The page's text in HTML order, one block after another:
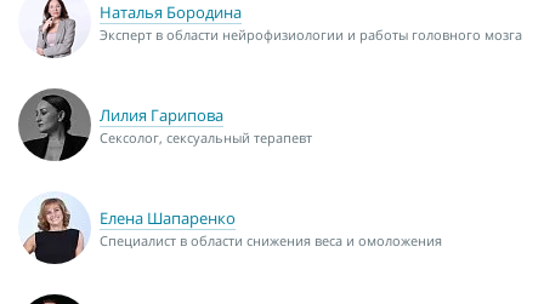
Наталья Бородина
Эксперт в области нейрофизиологии и работы головного мозга
Лилия Гарипова
Сексолог, сексуальный терапевт
Елена Шапаренко
Специалист в области снижения веса и омоложения